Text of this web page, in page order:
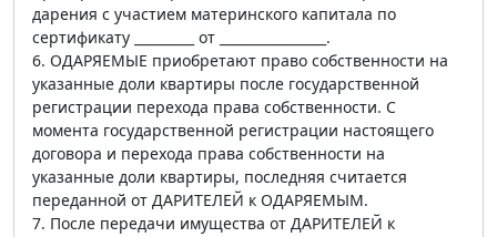
дарения с участием материнского капитала по
сертификату _________ от ________________.
6. ОДАРЯЕМЫЕ приобретают право собственности на
указанные доли квартиры после государственной
регистрации перехода права собственности. С
момента государственной регистрации настоящего
договора и перехода права собственности на
указанные доли квартиры, последняя считается
переданной от ДАРИТЕЛЕЙ к ОДАРЯЕМЫМ.
7. После передачи имущества от ДАРИТЕЛЕЙ к